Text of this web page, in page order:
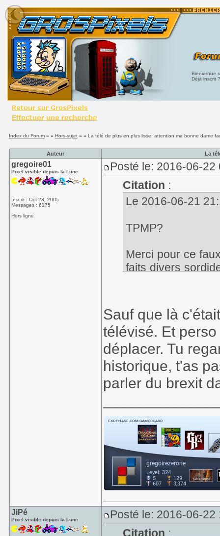
Bienvenue
Déjà inscrit
Index du Forum» » Hors-sujet» » La télé de plus en plus lisse: attention ma bonne dame
Auteur La
gregoire01
Pixel visible depuis la Lune
Inscrit : Oct 23, 2005
Messages : 6175
Hors ligne
Posté le: 2016-06-22
Citation :
Le 2016-06-21
TPMP?
Merci pour ce
faits divers
anxiogène ou
Sauf que là
télévisé. Et
déplacer. Tu
historique, t'as
parler du brexit
JiPé
Pixel visible depuis la Lune
Posté le: 2016-06-22
Citation :